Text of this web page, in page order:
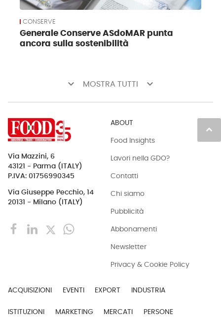
CONSERVE
Generale Conserve ASdoMAR punta
ancora sulla sostenibilità
keyboard_arrow_down MOSTRA TUTTI keyboard_arrow_down
keyboard_arrow_up
Via Mazzini, 6
43121 - Parma (ITALY)
P.IVA: 01756990345
Via Giuseppe Pecchio, 14
20131 - Milano (ITALY)
ABOUT
Food Insights
Lavori nella GDO?
Contatti
Chi siamo
Pubblicità
Abbonamenti
Newsletter
Privacy & Cookie Policy
ACQUISIZIONI EVENTI EXPORT INDUSTRIA
ISTITUZIONI MARKETING MERCATI PERSONE